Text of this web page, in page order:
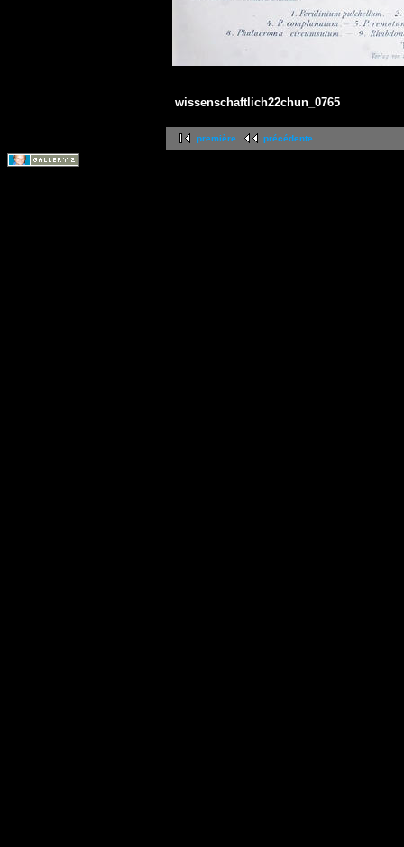
wissenschaftlich22chun_0765
première précédente